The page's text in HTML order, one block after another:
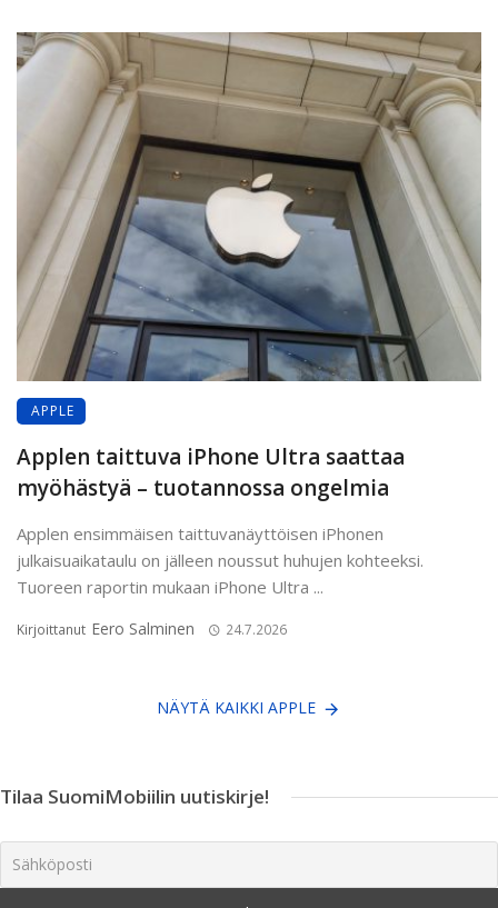
APPLE
Applen taittuva iPhone Ultra saattaa
myöhästyä – tuotannossa ongelmia
Applen ensimmäisen taittuvanäyttöisen iPhonen
julkaisuaikataulu on jälleen noussut huhujen kohteeksi.
Tuoreen raportin mukaan iPhone Ultra ...
Kirjoittanut Eero Salminen 24.7.2026
NÄYTÄ KAIKKI APPLE
Tilaa SuomiMobiilin uutiskirje!